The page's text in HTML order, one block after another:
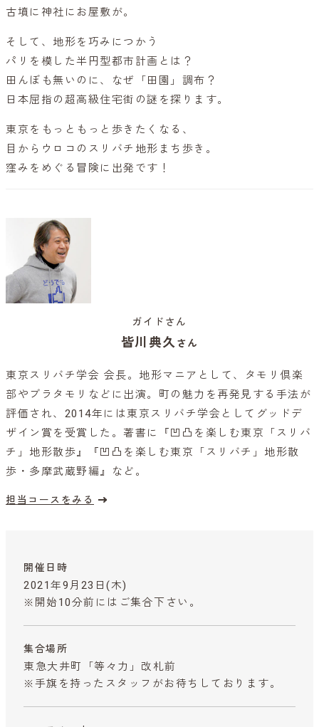
古墳に神社にお屋敷が。
そして、地形を巧みにつかう
パリを模した半円型都市計画とは？
田んぼも無いのに、なぜ「田園」調布？
日本屈指の超高級住宅街の謎を探ります。
東京をもっともっと歩きたくなる、
目からウロコのスリバチ地形まち歩き。
窪みをめぐる冒険に出発です！
ガイドさん
皆川典久 さん
東京スリバチ学会 会長。地形マニアとして、タモリ倶楽
部やブラタモリなどに出演。町の魅力を再発見する手法が
評価され、2014年には東京スリバチ学会としてグッドデ
ザイン賞を受賞した。著書に『凹凸を楽しむ東京「スリバ
チ」地形散歩』『凹凸を楽しむ東京「スリバチ」地形散
歩・多摩武蔵野編』など。
担当コースをみる
開催日時
2021年9月23日(木)
※開始10分前にはご集合下さい。
集合場所
東急大井町「等々力」改札前
※手旗を持ったスタッフがお待ちしております。